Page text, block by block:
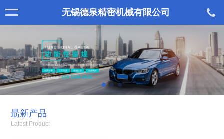
无锡德泉精密机械有限公司
朂新产品
Latest Product